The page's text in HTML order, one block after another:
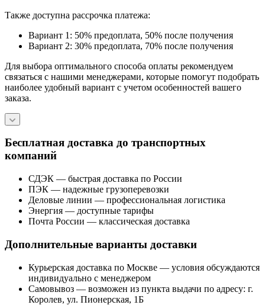
Также доступна рассрочка платежа:
Вариант 1: 50% предоплата, 50% после получения
Вариант 2: 30% предоплата, 70% после получения
Для выбора оптимального способа оплаты рекомендуем
связаться с нашими менеджерами, которые помогут подобрать
наиболее удобный вариант с учетом особенностей вашего
заказа.
Бесплатная доставка до транспортных
компаний
СДЭК — быстрая доставка по России
ПЭК — надежные грузоперевозки
Деловые линии — профессиональная логистика
Энергия — доступные тарифы
Почта России — классическая доставка
Дополнительные варианты доставки
Курьерская доставка по Москве — условия обсуждаются
индивидуально с менеджером
Самовывоз — возможен из пункта выдачи по адресу: г.
Королев, ул. Пионерская, 1Б